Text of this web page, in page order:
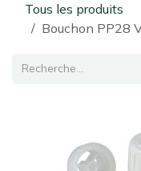
Tous les produits
Bouchon PP28